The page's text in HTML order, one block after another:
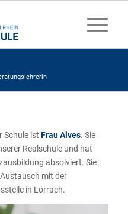
Schule ist Frau Alves. Sie
Realschule und hat
absolviert. Sie
mit der
in Lörrach.